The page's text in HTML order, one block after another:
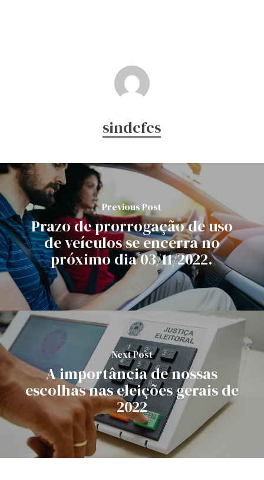
sindcfcs
Previous Post
Prazo de prorrogação de uso
de veículos se encerra no
próximo dia 03/11/2022.
Next Post
A importância de nossas
escolhas nas eleições gerais de
2022